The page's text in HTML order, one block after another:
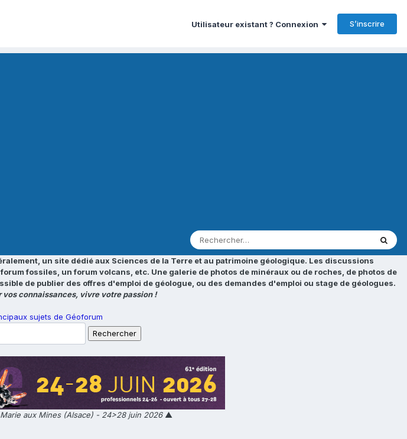
Utilisateur existant ? Connexion S’inscrire
un site dédié aux Sciences de la Terre et au patrimoine géologique. Les discussions
fossiles, un forum volcans, etc. Une galerie de photos de minéraux ou de roches, de photos de
de publier des offres d'emploi de géologue, ou des demandes d'emploi ou stage de géologues.
vos connaissances, vivre votre passion !
sujets de Géoforum
aux Mines (Alsace) - 24>28 juin 2026▲